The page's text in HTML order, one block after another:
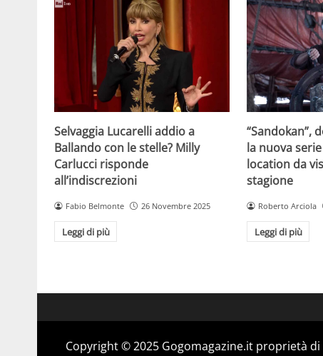
Selvaggia Lucarelli addio a
Ballando con le stelle? Milly
Carlucci risponde
all’indiscrezioni
Fabio Belmonte 26 Novembre 2025
Leggi di più
“Sandokan”,
la nuova
location da
stagione
Roberto Arciola
Leggi di più
Copyright © 2025 Gogomagazine.it proprietà di